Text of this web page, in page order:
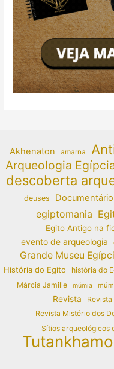
Akhenaton amarna
Arqueologia
descoberta
deuses Documentário
egiptomania
Egito Antigo na
evento de arqueologia
Grande Museu
História do Egito
história do
Márcia Jamille múmia
Revista
Revista Mistério dos
Sítios arqueológicos